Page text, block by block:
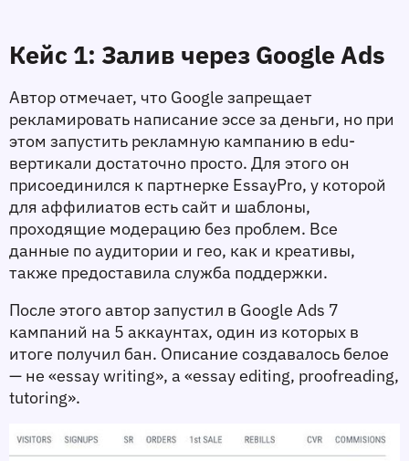
Кейс 1: Залив через Google Ads
Автор отмечает, что Google запрещает
рекламировать написание эссе за деньги, но при
этом запустить рекламную кампанию в edu-
вертикали достаточно просто. Для этого он
присоединился к партнерке EssayPro, у которой
для аффилиатов есть сайт и шаблоны,
проходящие модерацию без проблем. Все
данные по аудитории и гео, как и креативы,
также предоставила служба поддержки.
После этого автор запустил в Google Ads 7
кампаний на 5 аккаунтах, один из которых в
итоге получил бан. Описание создавалось белое
— не «essay writing», а «essay editing, proofreading,
tutoring».